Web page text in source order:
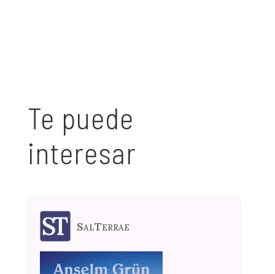
Te puede
interesar
SalTerrae